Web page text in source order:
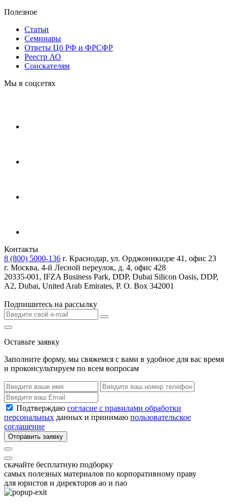
Полезное
Статьи
Cеминары
Ответы Цб РФ и ФРСФР
Реестр АО
Соискателям
Мы в соцсетях
Контакты
8 (800) 5000-136 г. Краснодар, ул. Орджоникидзе 41, офис 23
г. Москва, 4-й Лесной переулок, д. 4, офис 428
20335-001, IFZA Business Park, DDP, Dubai Silicon Oasis, DDP,
A2, Dubai, United Arab Emirates, P. O. Box 342001
Подпишитесь на рассылку
Оставьте заявку
Заполните форму, мы свяжемся с вами в удобное для вас время
и проконсультируем по всем вопросам
Подтверждаю согласие с правилами обработки
персональных данных и принимаю пользовательское
соглашение
Отправить заявку
скачайте бесплатную подборку
самых полезных материалов по корпоративному праву
для юристов и директоров ао и пао